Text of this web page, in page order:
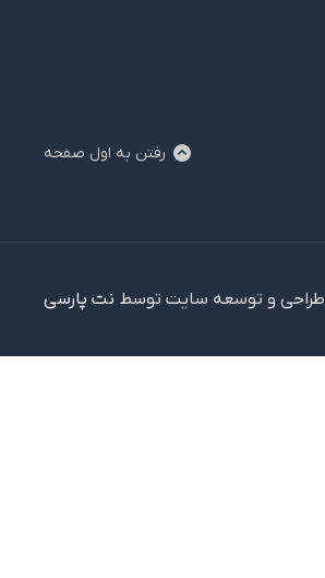
رفتن به اول صفحه
طراحی و توسعه سایت توسط نت‌ پارسی